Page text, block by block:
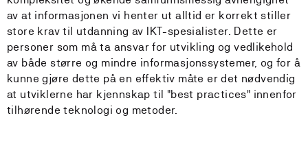
av at informasjonen vi henter ut alltid er korrekt stiller
store krav til utdanning av IKT-spesialister. Dette er
personer som må ta ansvar for utvikling og vedlikehold
av både større og mindre informasjonssystemer, og for å
kunne gjøre dette på en effektiv måte er det nødvendig
at utviklerne har kjennskap til "best practices" innenfor
tilhørende teknologi og metoder.